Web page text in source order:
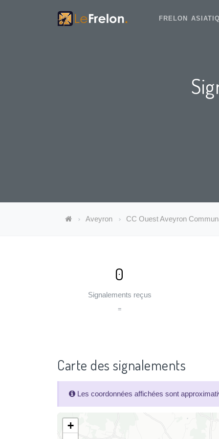
FRELON
Aveyron CC Ouest Aveyron
0
Signalements reçus
=
Carte des signalements
Les coordonnées affichées sont
+